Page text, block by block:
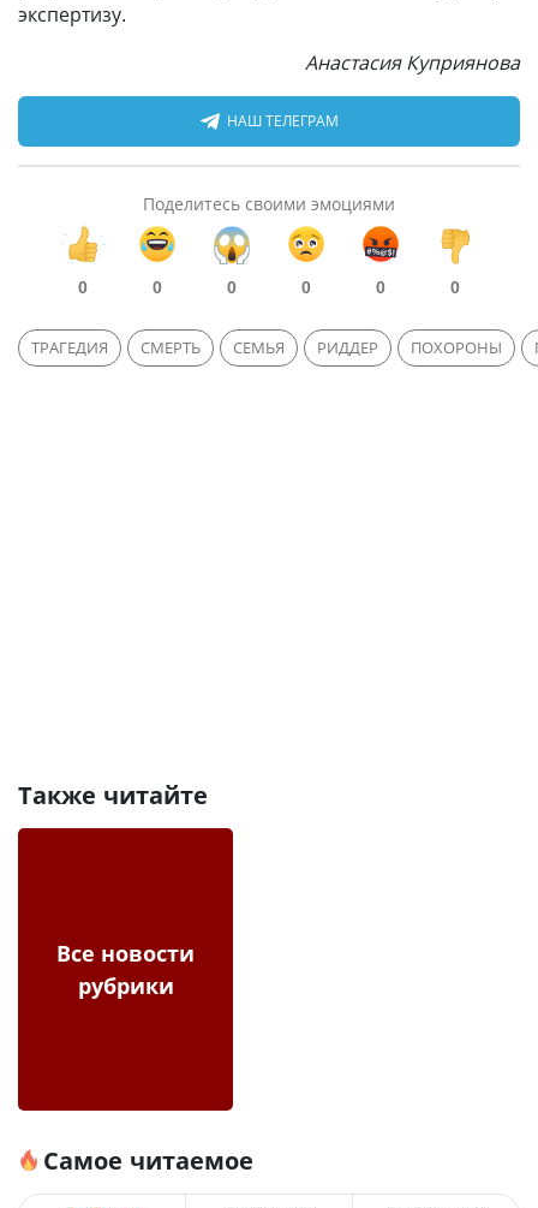
экспертизу.
Анастасия Куприянова
НАШ ТЕЛЕГРАМ
Поделитесь своими эмоциями
0 0 0 0 0 0
ТРАГЕДИЯ СМЕРТЬ СЕМЬЯ РИДДЕР ПОХОРОНЫ
Также читайте
Все новости
рубрики
Самое читаемое